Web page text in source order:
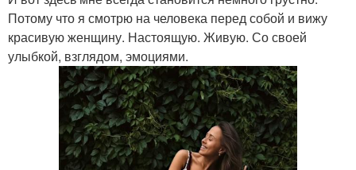
Потому что я смотрю на человека перед собой и вижу
красивую женщину. Настоящую. Живую. Со своей
улыбкой, взглядом, эмоциями.